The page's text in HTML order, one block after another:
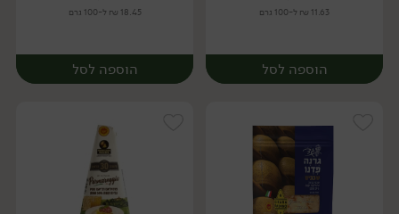
11.63 ₪ ל-100 גרם
הוספה לסל
18.45 ₪ ל-100 גרם
הוספה לסל